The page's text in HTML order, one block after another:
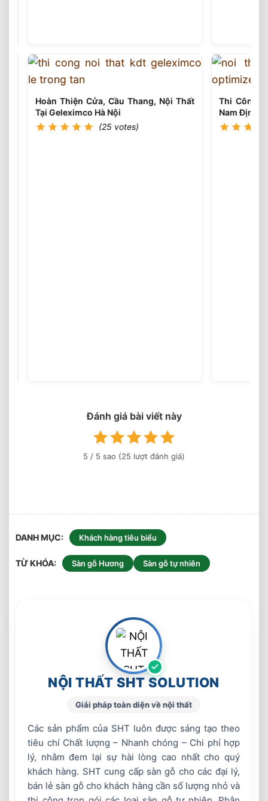
Trắc
Biệt
Thự
Đô
Thị
Đô
Hoàn Thiện Cửa, Cầu Thang, Nội Thất
Tại Geleximco Hà Nội
(25 votes)
Thi Công
Nam Định
Đánh giá bài viết này
5 / 5 sao (25 lượt đánh giá)
DANH MỤC Khách hàng tiêu biểu
TỪ KHÓA Sàn gỗ Hương Sàn gỗ tự nhiên
NỘI THẤT SHT SOLUTION
Giải pháp toàn diện về nội thất
Các sản phẩm của SHT luôn được sáng tạo theo
tiêu chí Chất lượng – Nhanh chóng – Chi phí hợp
lý, nhằm đem lại sự hài lòng cao nhất cho quý
khách hàng. SHT cung cấp sàn gỗ cho các đại lý,
bán lẻ sàn gỗ cho khách hàng cần số lượng nhỏ và